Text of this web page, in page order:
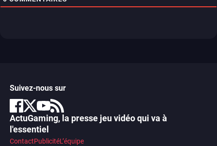
Suivez-nous sur
ActuGaming, la presse jeu vidéo qui va à
l'essentiel
ContactPublicitéL’équipe